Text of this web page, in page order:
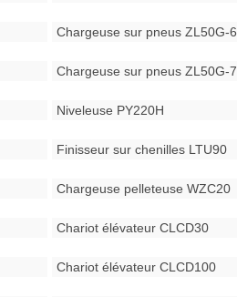
Chargeuse sur pneus ZL50G-6
Chargeuse sur pneus ZL50G-7
Niveleuse PY220H
Finisseur sur chenilles LTU90
Chargeuse pelleteuse WZC20
Chariot élévateur CLCD30
Chariot élévateur CLCD100